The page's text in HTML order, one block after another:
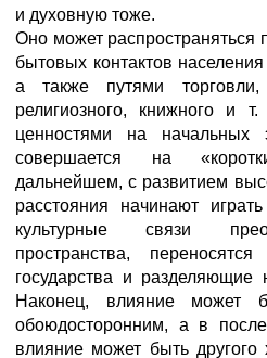
и духовную тоже.
Оно может распространяться
бытовых контактов
а также путями
религиозного, книжного и
ценностями на начальных
совершается на
дальнейшем, с развитием
расстояния начинают
культурные связи
пространства,
государства и
Наконец, влияние может
обоюдосторонним, а в
влияние может быть другого